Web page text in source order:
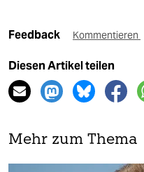
Feedback Kommentieren
Diesen Artikel teilen
Mehr zum Thema